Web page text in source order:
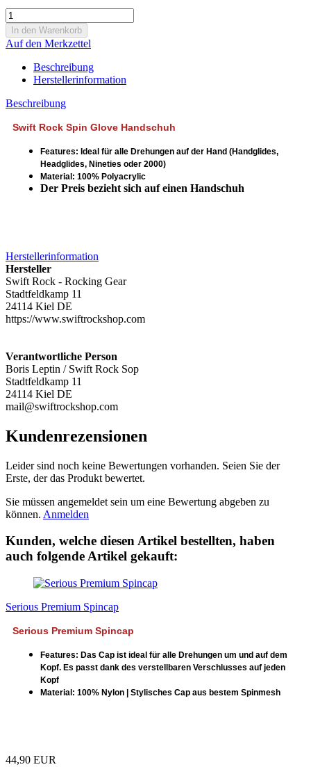
Auf den Merkzettel
Beschreibung
Herstellerinformation
Beschreibung
Swift Rock Spin Glove Handschuh
Features: Ideal für alle Drehungen auf der Hand (Handglides,
Headglides, Nineties oder 2000)
Material: 100% Polyacrylic
Der Preis bezieht sich auf einen Handschuh
Herstellerinformation
Hersteller
Swift Rock - Rocking Gear
Stadtfeldkamp 11
24114 Kiel DE
https://www.swiftrockshop.com
Verantwortliche Person
Boris Leptin / Swift Rock Sop
Stadtfeldkamp 11
24114 Kiel DE
mail@swiftrockshop.com
Kundenrezensionen
Leider sind noch keine Bewertungen vorhanden. Seien Sie der
Erste, der das Produkt bewertet.
Sie müssen angemeldet sein um eine Bewertung abgeben zu
können. Anmelden
Kunden, welche diesen Artikel bestellten, haben
auch folgende Artikel gekauft:
Serious Premium Spincap
Serious Premium Spincap
Features: Das Cap ist ideal für alle Drehungen um und auf dem
Kopf. Es passt dank des verstellbaren Verschlusses auf jeden
Kopf
Material: 100% Nylon | Stylisches Cap aus bestem Spinmesh
44,90 EUR